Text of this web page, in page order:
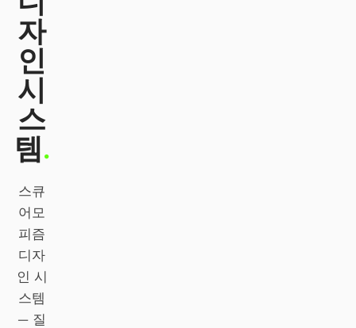
OpenCode
Gemini CLI
GitHub Copilot CLI
Qwen Code
DeepSeek TUI
Trae CLI
Aider
Antigravity
자
인
시
스
템.
스큐
어모
피즘
디자
인 시
스템
— 질